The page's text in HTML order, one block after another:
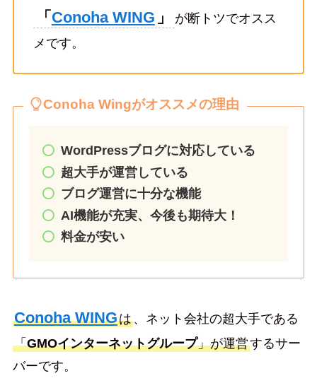
「 Conoha WING 」
が断トツでオスス
メです。
Conoha Wingがオススメの理由
WordPressブログに対応している
超大手が運営している
ブログ運営に十分な機能
AI機能が充実、今後も期待大！
料金が安い
Conoha WINGは、ネット会社の超大手である
「GMOインターネットグループ」が運営するサー
バーです。